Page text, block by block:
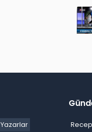
Yazarlar